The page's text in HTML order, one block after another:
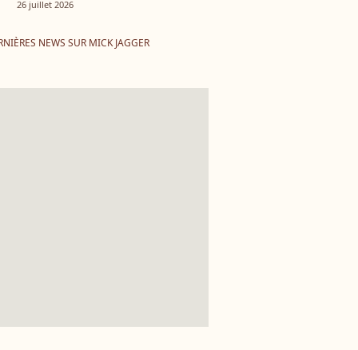
26 juillet 2026
NEWS SUR MICK JAGGER